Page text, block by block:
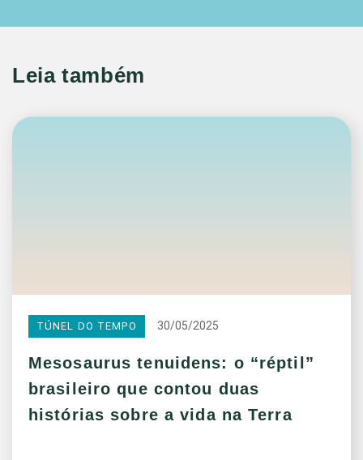
Leia também
TÚNEL DO TEMPO 30/05/2025
Mesosaurus tenuidens: o “réptil”
brasileiro que contou duas
histórias sobre a vida na Terra